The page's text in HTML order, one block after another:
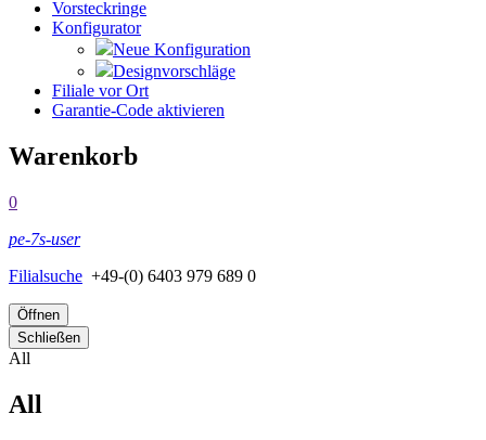
Vorsteckringe
Konfigurator
Neue Konfiguration
Designvorschläge
Filiale vor Ort
Garantie-Code aktivieren
Warenkorb
0
pe-7s-user
Filialsuche +49-(0) 6403 979 689 0
Öffnen
Schließen
All
All